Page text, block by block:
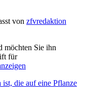
von zfvredaktion
möchten Sie ihn
für